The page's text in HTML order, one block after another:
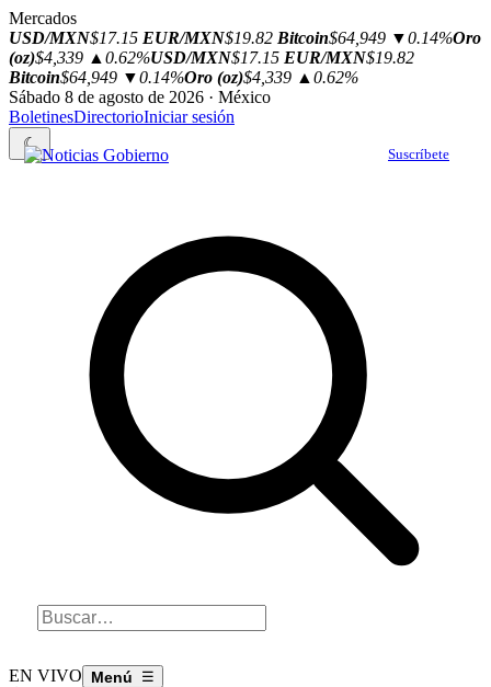
Mercados
USD/MXN$17.15 EUR/MXN$19.82 Bitcoin$64,949 ▼0.14%Oro
(oz)$4,339 ▲0.62%USD/MXN$17.15 EUR/MXN$19.82
Bitcoin$64,949 ▼0.14%Oro (oz)$4,339 ▲0.62%
Sábado 8 de agosto de 2026 · México
BoletinesDirectorioIniciar sesión
☾
Suscríbete
EN VIVO ☰